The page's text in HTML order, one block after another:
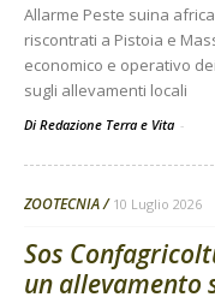
Allarme Peste suina
riscontrati a Pistoia e
economico e operativo
sugli allevamenti locali
Di Redazione Terra e Vita -
ZOOTECNIA 10 Luglio 2026
Sos
un allevamento